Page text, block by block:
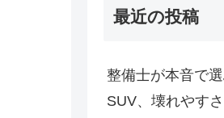
最近の投稿
整備士が本音で
SUV、壊れやす